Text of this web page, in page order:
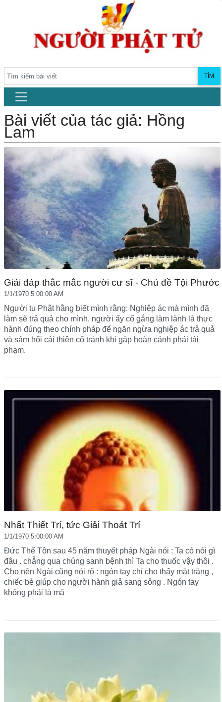
TÌM
Bài viết của tác giả: Hồng
Lam
Giải đáp thắc mắc người cư sĩ - Chủ đề Tội Phước
1/1/1970 5:00:00 AM
Người tu Phật hằng biết mình rằng: Nghiệp ác mà mình đã
làm sẽ trả quả cho mình, người ấy cố gắng làm lành là thực
hành đúng theo chính pháp để ngăn ngừa nghiệp ác trả quả
và sám hối cải thiện cố tránh khi gặp hoàn cảnh phải tái
phạm.
Nhất Thiết Trí, tức Giải Thoát Trí
1/1/1970 5:00:00 AM
Đức Thế Tôn sau 45 năm thuyết pháp Ngài nói : Ta có nói gì
đâu . chẳng qua chúng sanh bệnh thì Ta cho thuốc vậy thôi .
Cho nên Ngài cũng nói rõ : ngón tay chỉ cho thấy mặt trăng ,
chiếc bè giúp cho người hành giả sang sông . Ngón tay
không phải là mặ